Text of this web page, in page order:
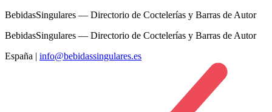
BebidasSingulares — Directorio de Coctelerías y Barras de Autor
BebidasSingulares — Directorio de Coctelerías y Barras de Autor
España | info@bebidassingulares.es